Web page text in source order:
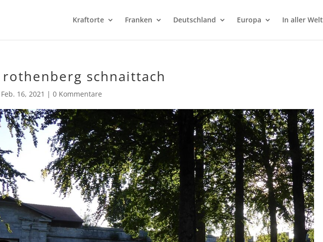
Kraftorte Franken Deutschland Europa In aller Welt
rothenberg schnaittach
Feb. 16, 2021 | 0 Kommentare